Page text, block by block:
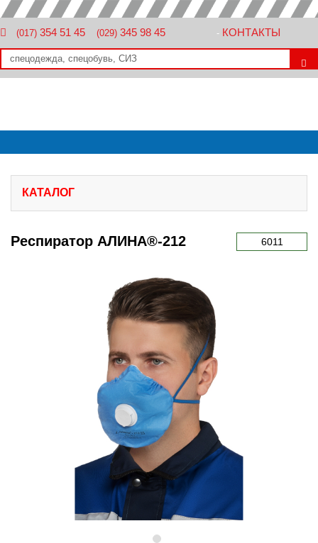
(017) 354 51 45 (029) 345 98 45 - КОНТАКТЫ
КАТАЛОГ
Респиратор АЛИНА®-212 6011
Предыдущий